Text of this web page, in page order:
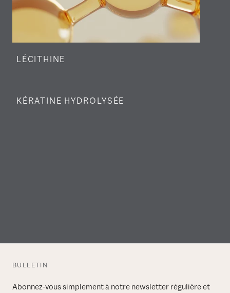
LÉCITHINE
KÉRATINE HYDROLYSÉE
BULLETIN
Abonnez-vous simplement à notre newsletter régulière et